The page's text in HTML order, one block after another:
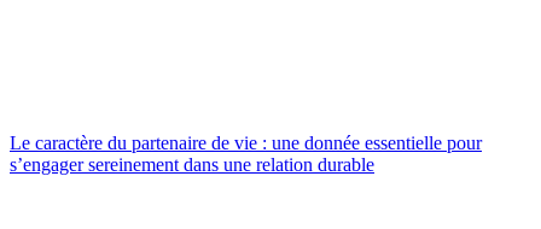
Le caractère du partenaire de vie : une donnée essentielle pour
s’engager sereinement dans une relation durable